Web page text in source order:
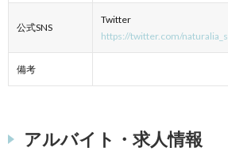
公式SNS
Twitter
https://twitter.com/naturalia_s
備考
アルバイト・求人情報